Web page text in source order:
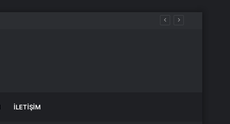
İLETIŞIM